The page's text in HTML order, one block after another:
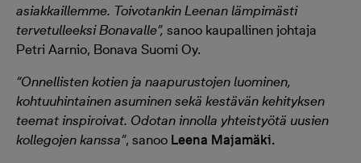
asiakkaillemme. Toivotankin Leenan lämpimästi
tervetulleeksi Bonavalle”, sanoo kaupallinen johtaja
Petri Aarnio, Bonava Suomi Oy.
“Onnellisten kotien ja naapurustojen luominen,
kohtuuhintainen asuminen sekä kestävän kehityksen
teemat inspiroivat. Odotan innolla yhteistyötä uusien
kollegojen kanssa”, sanoo Leena Majamäki.